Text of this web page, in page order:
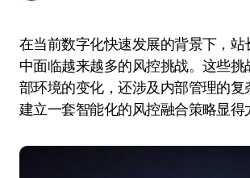
在当前数字化快速发展的背景下，站长在运营过程
中面临越来越多的风控挑战。这些挑
部环境的变化，还涉及内部管理的复
建立一套智能化的风控融合策略显得